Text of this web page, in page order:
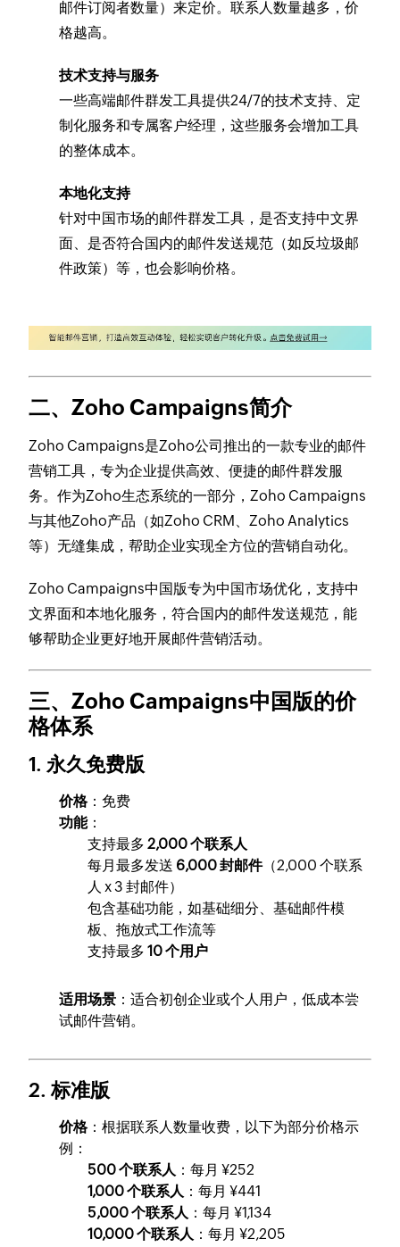
邮件订阅者数量）来定价。联系人数量越多，价
格越高。
技术支持与服务
一些高端邮件群发工具提供24/7的技术支持、定
制化服务和专属客户经理，这些服务会增加工具
的整体成本。
本地化支持
针对中国市场的邮件群发工具，是否支持中文界
面、是否符合国内的邮件发送规范（如反垃圾邮
件政策）等，也会影响价格。
二、Zoho Campaigns简介
Zoho Campaigns是Zoho公司推出的一款专业的邮件
营销工具，专为企业提供高效、便捷的邮件群发服
务。作为Zoho生态系统的一部分，Zoho Campaigns
与其他Zoho产品（如Zoho CRM、Zoho Analytics
等）无缝集成，帮助企业实现全方位的营销自动化。
Zoho Campaigns中国版专为中国市场优化，支持中
文界面和本地化服务，符合国内的邮件发送规范，能
够帮助企业更好地开展邮件营销活动。
三、Zoho Campaigns中国版的价
格体系
1. 永久免费版
价格：免费
功能：
支持最多2,000 个联系人
每月最多发送 6,000 封邮件（2,000 个联系
人 x 3 封邮件）
包含基础功能，如基础细分、基础邮件模
板、拖放式工作流等
支持最多10 个用户
适用场景 ：适合初创企业或个人用户，低成本尝
试邮件营销。
2. 标准版
价格：根据联系人数量收费，以下为部分价格示
例：
500 个联系人 ：每月 ¥252
1,000 个联系人 ：每月 ¥441
5,000 个联系人 ：每月 ¥1,134
10,000 个联系人 ：每月 ¥2,205